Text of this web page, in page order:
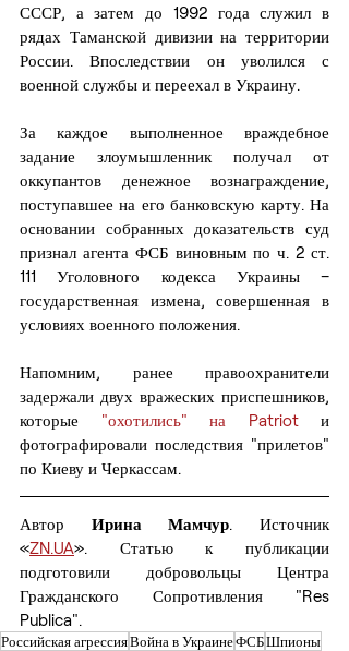
СССР, а затем до 1992 года служил в
рядах Таманской дивизии на территории
России. Впоследствии он уволился с
военной службы и переехал в Украину.
За каждое выполненное враждебное
задание злоумышленник получал от
оккупантов денежное вознаграждение,
поступавшее на его банковскую карту. На
основании собранных доказательств суд
признал агента ФСБ виновным по ч. 2 ст.
111 Уголовного кодекса Украины –
государственная измена, совершенная в
условиях военного положения.
Напомним, ранее правоохранители
задержали двух вражеских приспешников,
которые "охотились" на Patriot и
фотографировали последствия "прилетов"
по Киеву и Черкассам.
Автор Ирина Мамчур. Источник
«ZN.UA». Статью к публикации
подготовили добровольцы Центра
Гражданского Сопротивления "Res
Publica".
Российская агрессияВойна в УкраинеФСБШпионы